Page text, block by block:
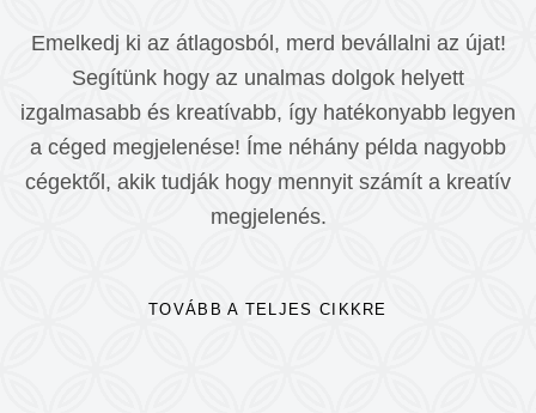
Emelkedj ki az átlagosból, merd bevállalni az újat!
Segítünk hogy az unalmas dolgok helyett
izgalmasabb és kreatívabb, így hatékonyabb legyen
a céged megjelenése! Íme néhány példa nagyobb
cégektől, akik tudják hogy mennyit számít a kreatív
megjelenés.
TOVÁBB A TELJES CIKKRE